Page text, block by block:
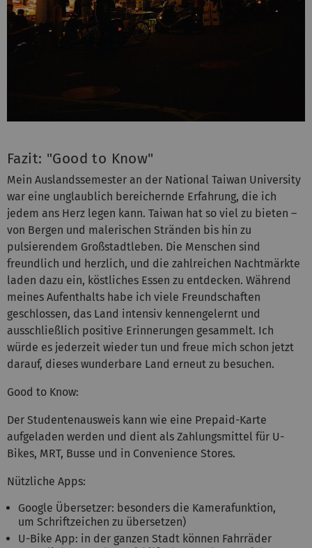
Fazit: "Good to Know"
Mein Auslandssemester an der National Taiwan University
war eine unglaublich bereichernde Erfahrung, die ich
jedem ans Herz legen kann. Taiwan hat so viel zu bieten –
von Bergen und malerischen Stränden bis hin zu
pulsierendem Großstadtleben. Die Menschen sind
freundlich und herzlich, und die zahlreichen Nachtmärkte
laden dazu ein, köstliches Essen zu entdecken. Während
meines Aufenthalts habe ich viele Freundschaften
geschlossen, das Land intensiv kennengelernt und
ausschließlich positive Erinnerungen gesammelt. Ich
würde es jederzeit wieder tun und freue mich schon jetzt
darauf, dieses wunderbare Land erneut zu besuchen.
Good to Know:
Der Studentenausweis kann wie eine Prepaid-Karte
aufgeladen werden und dient als Zahlungsmittel für U-
Bikes, MRT, Busse und in Convenience Stores.
Nützliche Apps:
Google Übersetzer: besonders die Kamerafunktion,
um Schriftzeichen zu übersetzen)
U-Bike App: in der ganzen Stadt können Fahrräder